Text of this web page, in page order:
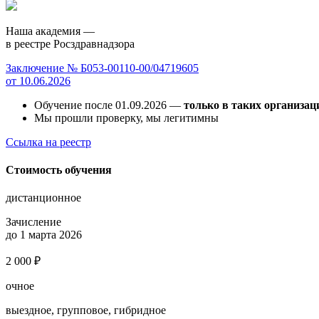
Наша академия —
в реестре Росздравнадзора
Заключение № Б053-00110-00/04719605
от 10.06.2026
Обучение после 01.09.2026 — только в таких
Мы прошли проверку, мы легитимны
Ссылка на реестр
Стоимость обучения
дистанционное
Зачисление
до 1 марта 2026
2 000 ₽
очное
выездное, групповое, гибридное